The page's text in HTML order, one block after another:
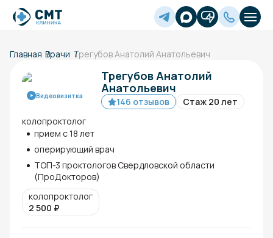
Главная Врачи Трегубов Анатолий Анатольевич
Видеовизитка
Трегубов Анатолий
Анатольевич
146 отзывов
Стаж 20 лет
колопроктолог
прием с 18 лет
оперирующий врач
ТОП-3 проктологов Свердловской области
(ПроДокторов)
колопроктолог
2 500 ₽